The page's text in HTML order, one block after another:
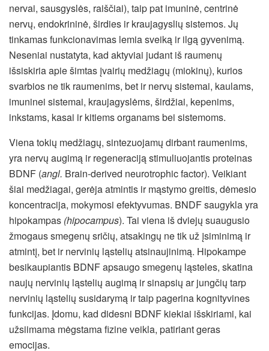
nervai, sausgyslės, raiščiai), taip pat imuninė, centrinė
nervų, endokrininė, širdies ir kraujagyslių sistemos. Jų
tinkamas funkcionavimas lemia sveiką ir ilgą gyvenimą.
Neseniai nustatyta, kad aktyviai judant iš raumenų
išsiskiria apie šimtas įvairių medžiagų (miokinų), kurios
svarbios ne tik raumenims, bet ir nervų sistemai, kaulams,
imuninei sistemai, kraujagyslėms, širdžiai, kepenims,
inkstams, kasai ir kitiems organams bei sistemoms.
Viena tokių medžiagų, sintezuojamų dirbant raumenims,
yra nervų augimą ir regeneraciją stimuliuojantis proteinas
BDNF (angl. Brain-derived neurotrophic factor). Veikiant
šiai medžiagai, gerėja atmintis ir mąstymo greitis, dėmesio
koncentracija, mokymosi efektyvumas. BNDF saugykla yra
hipokampas (hipocampus). Tai viena iš dviejų suaugusio
žmogaus smegenų sričių, atsakingų ne tik už įsiminimą ir
atmintį, bet ir nervinių ląstelių atsinaujinimą. Hipokampe
besikaupiantis BDNF apsaugo smegenų ląsteles, skatina
naujų nervinių ląstelių augimą ir sinapsių ar jungčių tarp
nervinių ląstelių susidarymą ir taip pagerina kognityvines
funkcijas. Įdomu, kad didesni BDNF kiekiai išskiriami, kai
užsiimama mėgstama fizine veikla, patiriant geras
emocijas.